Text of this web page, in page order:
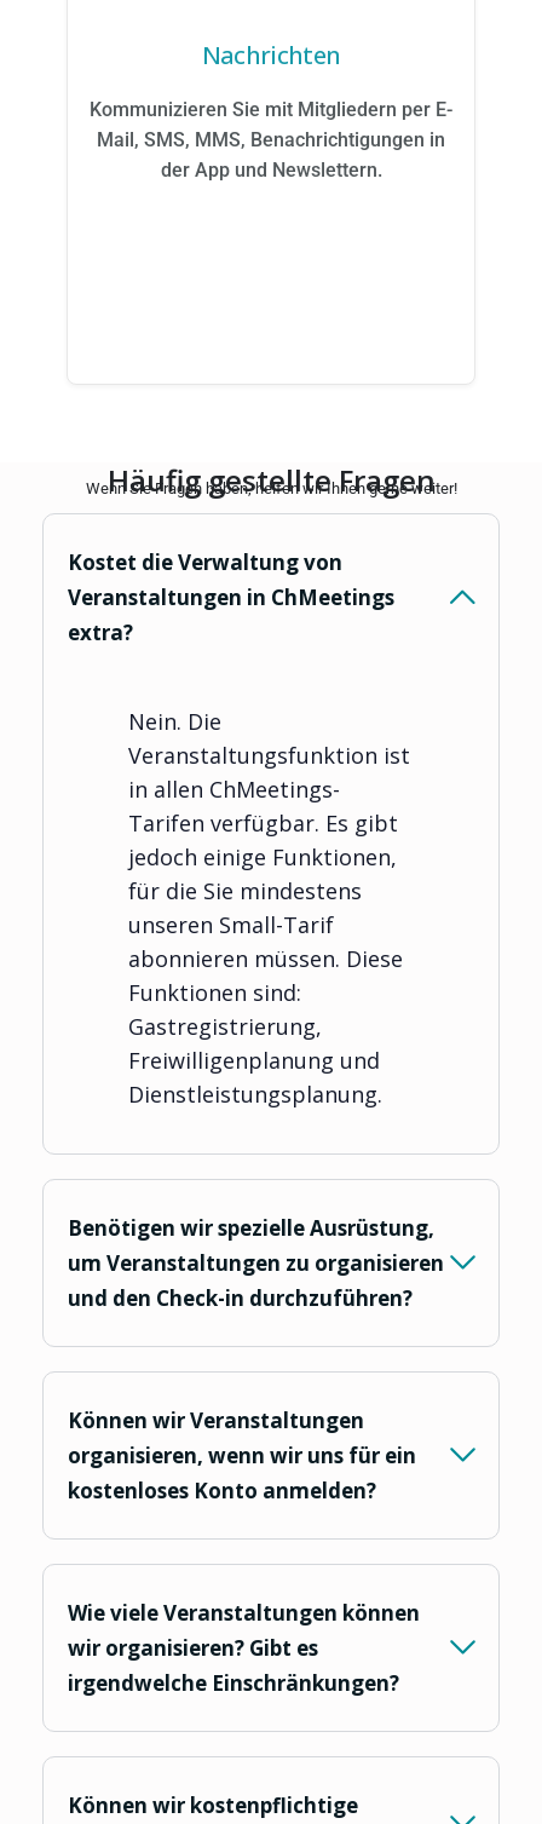
Nachrichten
Kommunizieren Sie mit Mitgliedern per E-
Mail, SMS, MMS, Benachrichtigungen in
der App und Newslettern.
Häufig gestellte Fragen
Wenn Sie Fragen haben, helfen wir Ihnen gerne weiter!
Kostet die Verwaltung von
Veranstaltungen in ChMeetings
extra?
Nein. Die
Veranstaltungsfunktion ist
in allen ChMeetings-
Tarifen verfügbar. Es gibt
jedoch einige Funktionen,
für die Sie mindestens
unseren Small-Tarif
abonnieren müssen. Diese
Funktionen sind:
Gastregistrierung,
Freiwilligenplanung und
Dienstleistungsplanung.
Benötigen wir spezielle Ausrüstung,
um Veranstaltungen zu organisieren
und den Check-in durchzuführen?
Können wir Veranstaltungen
organisieren, wenn wir uns für ein
kostenloses Konto anmelden?
Wie viele Veranstaltungen können
wir organisieren? Gibt es
irgendwelche Einschränkungen?
Können wir kostenpflichtige